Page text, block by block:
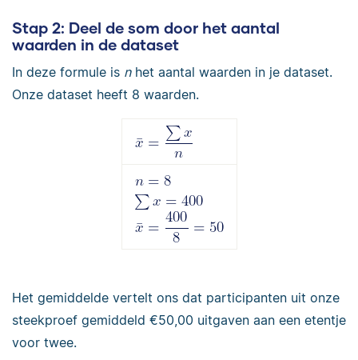
Stap 2: Deel de som door het aantal
waarden in de dataset
In deze formule is nhet aantal waarden in je dataset.
Onze dataset heeft 8 waarden.
Het gemiddelde vertelt ons dat participanten uit onze
steekproef gemiddeld €50,00 uitgaven aan een etentje
voor twee.